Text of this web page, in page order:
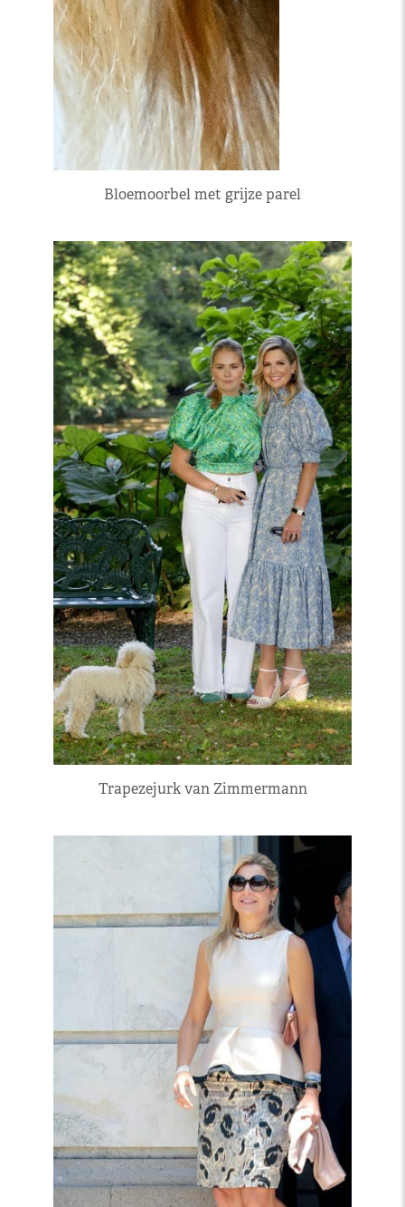
Bloemoorbel met grijze parel
Trapezejurk van Zimmermann